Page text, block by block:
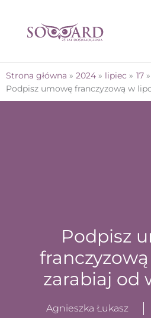
Strona główna 2024 lipiec
17
Podpisz umowę franczyzową w
Podpisz
zarabiaj od
Agnieszka Łukasz